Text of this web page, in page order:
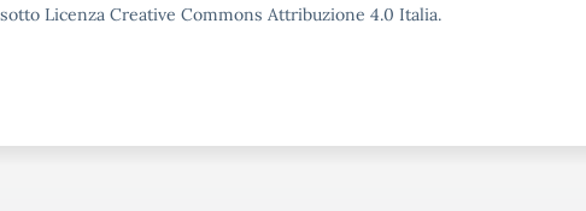
Licenza Creative Commons Attribuzione 4.0 Italia.